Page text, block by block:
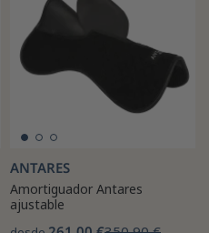
ANTARES
Amortiguador Antares
ajustable